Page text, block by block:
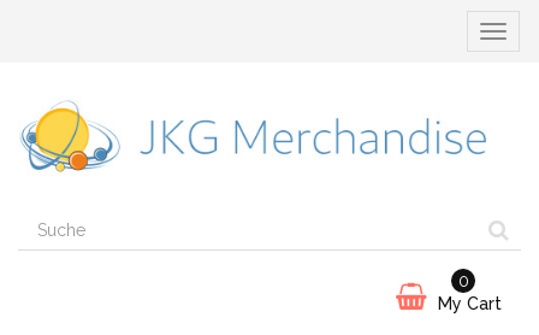
My Cart
0